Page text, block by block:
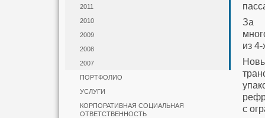
2011
2010
2009
2008
2007
ПОРТФОЛИО
УСЛУГИ
КОРПОРАТИВНАЯ СОЦИАЛЬНАЯ
ОТВЕТСТВЕННОСТЬ
За
из
с